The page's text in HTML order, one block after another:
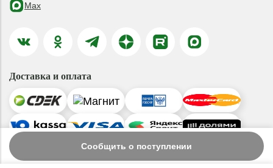
Сообщить о поступлении
Max
Доставка и оплата
© 2019-2026 ООО «ГАРДЕНМАРТ24»